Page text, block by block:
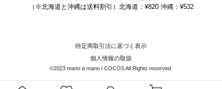
（※北海道と沖縄は送料割引）北海道：¥820 沖縄：¥532
特定商取引法に基づく表示
個人情報の取扱
©2023 mano a mano / COCOS All Rights reserved.